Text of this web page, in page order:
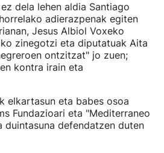
dela lehen aldia Santiago
adierazpenak egiten
Jesus Albiol Voxeko
zinegotzi eta diputatuak Aita
ontzitzat" jo zuen;
kontra irain eta
elkartasun eta babes osoa
Fundazioari eta "Mediterraneo
duintasuna defendatzen duten